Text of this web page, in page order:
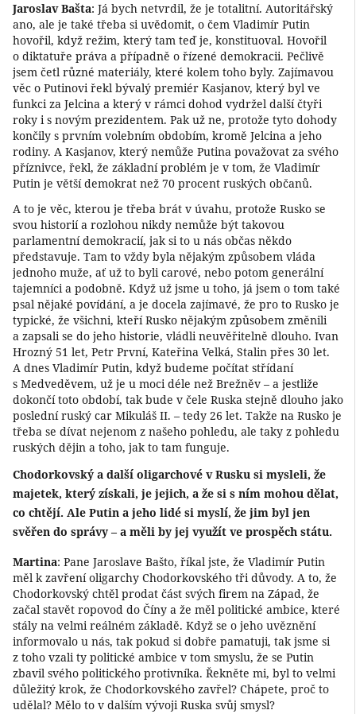
Jaroslav Bašta: Já bych netvrdil, že je totalitní. Autoritářský
ano, ale je také třeba si uvědomit, o čem Vladimír Putin
hovořil, když režim, který tam teď je, konstituoval. Hovořil
o diktatuře práva a případně o řízené demokracii. Pečlivě
jsem četl různé materiály, které kolem toho byly. Zajímavou
věc o Putinovi řekl bývalý premiér Kasjanov, který byl ve
funkci za Jelcina a který v rámci dohod vydržel další čtyři
roky i s novým prezidentem. Pak už ne, protože tyto dohody
končily s prvním volebním obdobím, kromě Jelcina a jeho
rodiny. A Kasjanov, který nemůže Putina považovat za svého
příznivce, řekl, že základní problém je v tom, že Vladimír
Putin je větší demokrat než 70 procent ruských občanů.
A to je věc, kterou je třeba brát v úvahu, protože Rusko se
svou historií a rozlohou nikdy nemůže být takovou
parlamentní demokracií, jak si to u nás občas někdo
představuje. Tam to vždy byla nějakým způsobem vláda
jednoho muže, ať už to byli carové, nebo potom generální
tajemníci a podobně. Když už jsme u toho, já jsem o tom také
psal nějaké povídání, a je docela zajímavé, že pro to Rusko je
typické, že všichni, kteří Rusko nějakým způsobem změnili
a zapsali se do jeho historie, vládli neuvěřitelně dlouho. Ivan
Hrozný 51 let, Petr První, Kateřina Velká, Stalin přes 30 let.
A dnes Vladimír Putin, když budeme počítat střídaní
s Medveděvem, už je u moci déle než Brežněv – a jestliže
dokončí toto období, tak bude v čele Ruska stejně dlouho jako
poslední ruský car Mikuláš II. – tedy 26 let. Takže na Rusko je
třeba se dívat nejenom z našeho pohledu, ale taky z pohledu
ruských dějin a toho, jak to tam funguje.
Chodorkovský a další oligarchové v Rusku si mysleli, že
majetek, který získali, je jejich, a že si s ním mohou dělat,
co chtějí. Ale Putin a jeho lidé si myslí, že jim byl jen
svěřen do správy – a měli by jej využít ve prospěch státu.
Martina: Pane Jaroslave Bašto, říkal jste, že Vladimír Putin
měl k zavření oligarchy Chodorkovského tři důvody. A to, že
Chodorkovský chtěl prodat část svých firem na Západ, že
začal stavět ropovod do Číny a že měl politické ambice, které
stály na velmi reálném základě. Když se o jeho uvěznění
informovalo u nás, tak pokud si dobře pamatuji, tak jsme si
z toho vzali ty politické ambice v tom smyslu, že se Putin
zbavil svého politického protivníka. Řekněte mi, byl to velmi
důležitý krok, že Chodorkovského zavřel? Chápete, proč to
udělal? Mělo to v dalším vývoji Ruska svůj smysl?